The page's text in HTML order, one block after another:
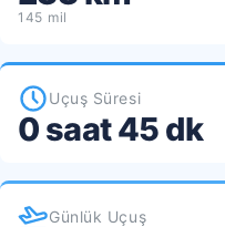
145 mil
Uçuş Süresi
0 saat 45 dk
Günlük Uçuş